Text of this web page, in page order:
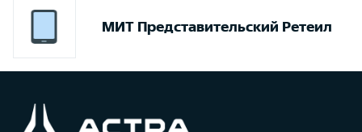
МИТ Представительский Ретеил